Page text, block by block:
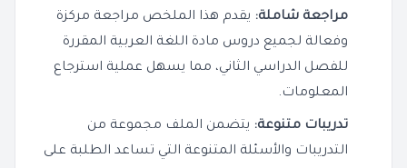
مراجعة شاملة: يقدم هذا الملخص مراجعة مركزة
وفعالة لجميع دروس مادة اللغة العربية المقررة
للفصل الدراسي الثاني، مما يسهل عملية استرجاع
المعلومات.
تدريبات متنوعة: يتضمن الملف مجموعة من
التدريبات والأسئلة المتنوعة التي تساعد الطلبة على